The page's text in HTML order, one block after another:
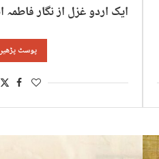
ایک اردو غزل از نگار فاطمہ
پوسٹ